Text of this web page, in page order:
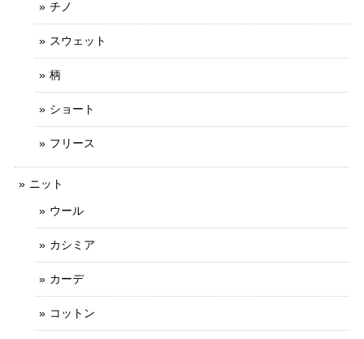
チノ
スウェット
柄
ショート
フリース
ニット
ウール
カシミア
カーデ
コットン